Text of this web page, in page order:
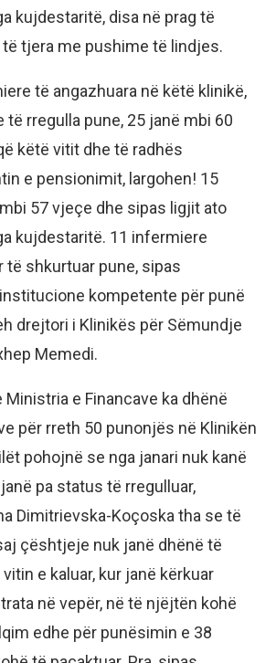
kujdestaritë, disa në prag të
tjera me pushime të lindjes.
të angazhuara në këtë klinikë,
të rregulla pune, 25 janë mbi 60
këtë vitit dhe të radhës
e pensionimit, largohen! 15
57 vjeçe dhe sipas ligjit ato
kujdestaritë. 11 infermiere
të shkurtuar pune, sipas
kompetente për punë
drejtori i Klinikës për Sëmundje
Memedi.
Ministria e Financave ka dhënë
për rreth 50 punonjës në Klinikën
pohojnë se nga janari nuk kanë
pa status të rregulluar,
Dimitrievska-Koçoska tha se të
çështjeje nuk janë dhënë të
e kaluar, kur janë kërkuar
në vepër, në të njëjtën kohë
edhe për punësimin e 38